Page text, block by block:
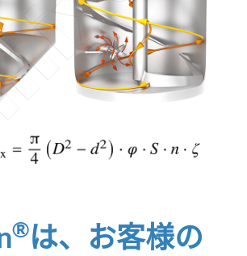
®は、お客様の